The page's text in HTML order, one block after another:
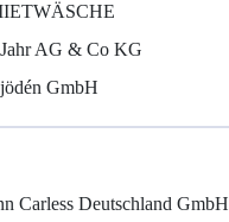
AG & Co KG
GmbH
Carless Deutschland GmbH